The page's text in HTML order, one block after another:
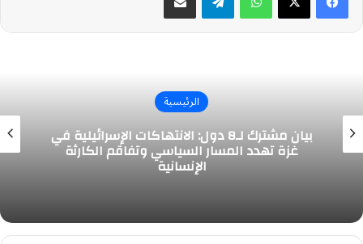
الرئيسية
بيان مشترك لـ8 دول: الانتهاكات الإسرائيلية في
غزة تهدد المسار السياسي وتفاقم الكارثة
الإنسانية